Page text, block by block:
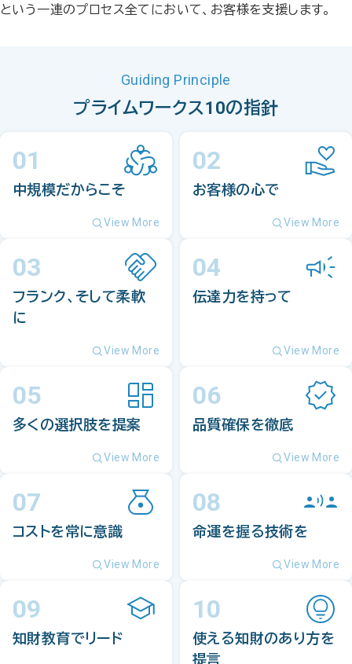
という一連のプロセス全てにおいて、お客様を支援します。
Guiding Principle
プライムワークス10の指針
01
中規模だからこそ
View More
02
お客様の心で
View More
03
フランク、そして柔軟
に
View More
04
伝達力を持って
View More
05
多くの選択肢を提案
View More
06
品質確保を徹底
View More
07
コストを常に意識
View More
08
命運を握る技術を
View More
09
知財教育でリード
10
使える知財のあり方を
提言